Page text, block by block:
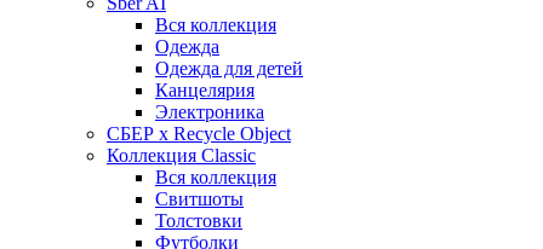
Вся коллекция
Одежда
Одежда для детей
Канцелярия
Электроника
СБЕР x Recycle Object
Коллекция Classic
Вся коллекция
Свитшоты
Толстовки
Футболки